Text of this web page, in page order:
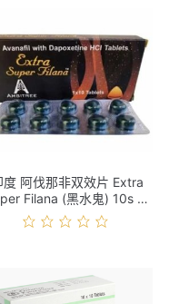
度 阿伐那非双效片 Extra
Filana (黑水鬼) 10s 价
格